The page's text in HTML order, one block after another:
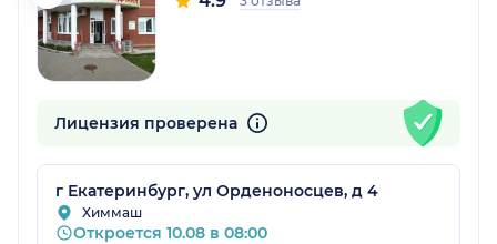
Лицензия проверена
г Екатеринбург, ул Орденоносцев, д 4
Химмаш
Откроется 10.08 в 08:00